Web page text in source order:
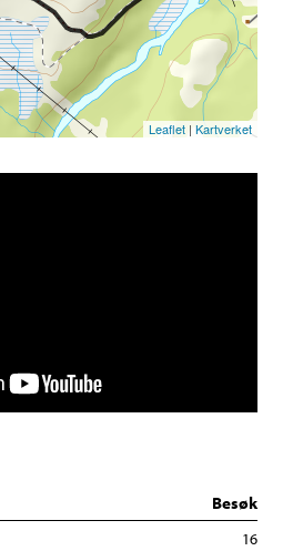
Leaflet | Kartverket
Besøk
16